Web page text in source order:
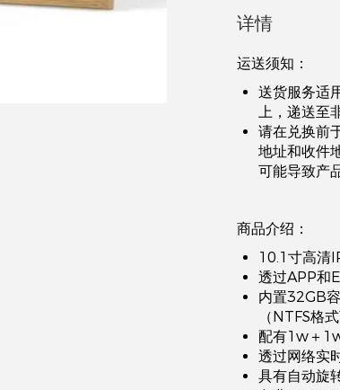
详情
运送须知 ：
送货服务适
上，递送至
请在兑换前
地址和收件
可能导致产
商品介绍：
10.1寸高清
透过APP和
内置32GB
（NTFS格式
配有1w＋
透过网络实
具有自动旋